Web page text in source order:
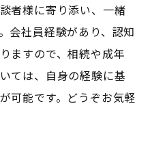
者様に寄り添い、一緒
会社員経験があり、認知
ますので、相続や成年
ては、自身の経験に基
可能です。どうぞお気軽